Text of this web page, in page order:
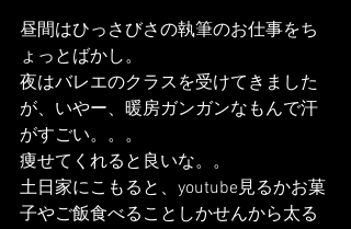
昼間はひっさびさの執筆のお仕事をち
ょっとばかし。
夜はバレエのクラスを受けてきました
が、いやー、暖房ガンガンなもんで汗
がすごい。。。
痩せてくれると良いな。。
土日家にこもると、youtube見るかお菓
子やご飯食べることしかせんから太る